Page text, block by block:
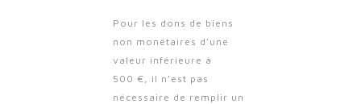
Pour les dons de biens
non monétaires d’une
valeur inférieure à
500 €, il n’est pas
nécessaire de remplir un